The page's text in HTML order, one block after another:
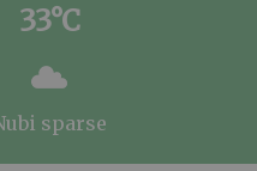
33°C
nubi sparse